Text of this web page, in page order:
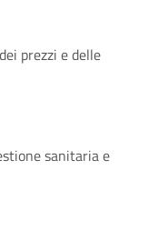
prezzi e delle
sanitaria e